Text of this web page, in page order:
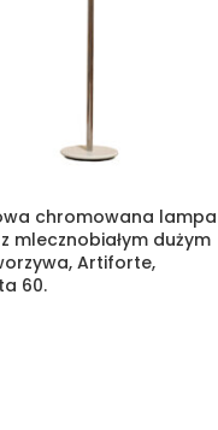
chromowana lampa
mlecznobiałym dużym
Artiforte,
60.